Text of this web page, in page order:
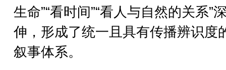
生命”“看时间”“看人与自然的关系”
伸，形成了统一且具有传播辨识度
叙事体系。